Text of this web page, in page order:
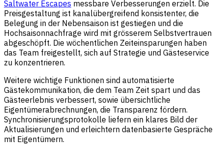
Saltwater Escapes messbare Verbesserungen erzielt. Die
Preisgestaltung ist kanalübergreifend konsistenter, die
Belegung in der Nebensaison ist gestiegen und die
Hochsaisonnachfrage wird mit grösserem Selbstvertrauen
abgeschöpft. Die wöchentlichen Zeiteinsparungen haben
das Team freigestellt, sich auf Strategie und Gästeservice
zu konzentrieren.
Weitere wichtige Funktionen sind automatisierte
Gästekommunikation, die dem Team Zeit spart und das
Gästeerlebnis verbessert, sowie übersichtliche
Eigentümerabrechnungen, die Transparenz fördern.
Synchronisierungsprotokolle liefern ein klares Bild der
Aktualisierungen und erleichtern datenbasierte Gespräche
mit Eigentümern.